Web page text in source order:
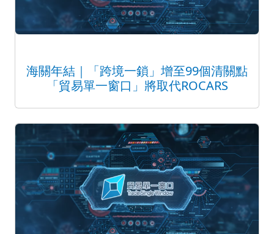
海關年結｜「跨境一鎖」增至99個清關點
「貿易單一窗口」將取代ROCARS